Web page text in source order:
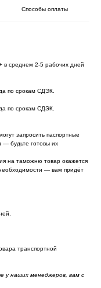
Способы оплаты
в среднем 2-5 рабочих дней
по срокам СДЭК.
по срокам СДЭК.
запросить паспортные
— будьте готовы их
на таможню товар окажется
— вам придёт
транспортной
у наших менеджеров, вам с